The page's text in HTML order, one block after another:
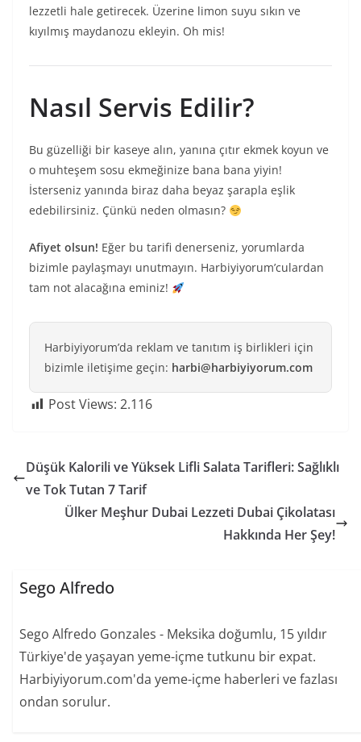
lezzetli hale getirecek. Üzerine limon suyu sıkın ve
kıyılmış maydanozu ekleyin. Oh mis!
Nasıl Servis Edilir?
Bu güzelliği bir kaseye alın, yanına çıtır ekmek koyun ve
o muhteşem sosu ekmeğinize bana bana yiyin!
İsterseniz yanında biraz daha beyaz şarapla eşlik
edebilirsiniz. Çünkü neden olmasın?
Afiyet olsun! Eğer bu tarifi denerseniz, yorumlarda
bizimle paylaşmayı unutmayın. Harbiyiyorum’culardan
tam not alacağına eminiz!
Harbiyiyorum’da reklam ve tanıtım iş birlikleri için
bizimle iletişime geçin: harbi@harbiyiyorum.com
Post Views: 2.116
Düşük Kalorili ve Yüksek Lifli Salata Tarifleri: Sağlıklı
ve Tok Tutan 7 Tarif
Ülker Meşhur Dubai Lezzeti Dubai Çikolatası
Hakkında Her Şey!
Sego Alfredo
Sego Alfredo Gonzales - Meksika doğumlu, 15 yıldır
Türkiye'de yaşayan yeme-içme tutkunu bir expat.
Harbiyiyorum.com'da yeme-içme haberleri ve fazlası
ondan sorulur.